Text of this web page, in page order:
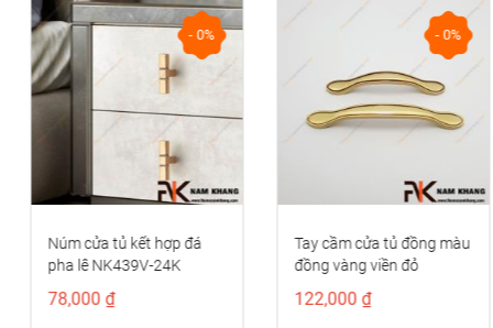
- 0%
Núm cửa tủ kết hợp đá
pha lê NK439V-24K
78,000 ₫
- 0%
Tay cầm cửa tủ đồng màu
đồng vàng viền đỏ
122,000 ₫